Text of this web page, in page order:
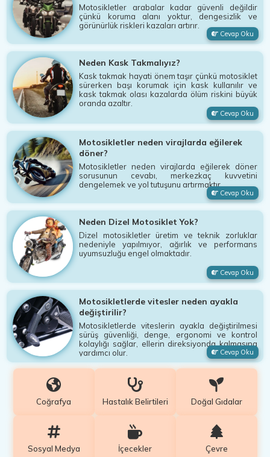
Motosikletler arabalar kadar güvenli değildir
çünkü koruma alanı yoktur, dengesizlik ve
görünürlük riskleri kazaları artırır.
Cevap Oku
Neden Kask Takmalıyız?
Kask takmak hayati önem taşır çünkü motosiklet
sürerken başı korumak için kask kullanılır ve
kask takmak olası kazalarda ölüm riskini büyük
oranda azaltır.
Cevap Oku
Motosikletler neden virajlarda eğilerek
döner?
Motosikletler neden virajlarda eğilerek döner
sorusunun cevabı, merkezkaç kuvvetini
dengelemek ve yol tutuşunu artırmaktır.
Cevap Oku
Neden Dizel Motosiklet Yok?
Dizel motosikletler üretim ve teknik zorluklar
nedeniyle yapılmıyor, ağırlık ve performans
uyumsuzluğu engel olmaktadır.
Cevap Oku
Motosikletlerde vitesler neden ayakla
değiştirilir?
Motosikletlerde viteslerin ayakla değiştirilmesi
sürüş güvenliği, denge, ergonomi ve kontrol
kolaylığı sağlar, ellerin direksiyonda kalmasına
yardımcı olur.
Cevap Oku
Coğrafya Hastalık Belirtileri Doğal Gıdalar
Sosyal Medya İçecekler Çevre